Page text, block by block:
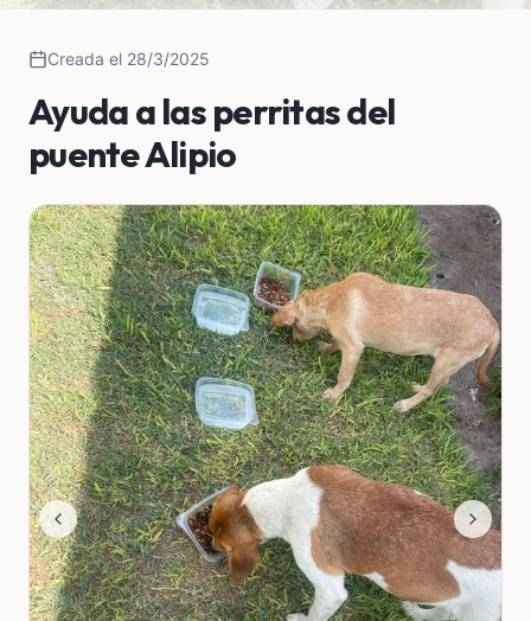
Creada el 28/3/2025
Ayuda a las perritas del
puente Alipio